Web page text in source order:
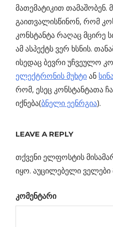
მათემატიკით თამაშობენ.
გაითვალისწინონ, რომ
კონსტანტა რაღაც მცირე
ამ ასპექტს ვერ ხსნის.
ისედაც ბევრი უჩვეულო
ელექტრონის მუხტიან
რომ, ესეც კონსტანტათა
იქნება(ბნელი ეენრგია).
ნავიგაცია
Previous
ისევ სწრაფი
და
LEAVE A REPLY
თქვენი ელფოსტის
იყო. აუცილებელი ველები
კომენტარი